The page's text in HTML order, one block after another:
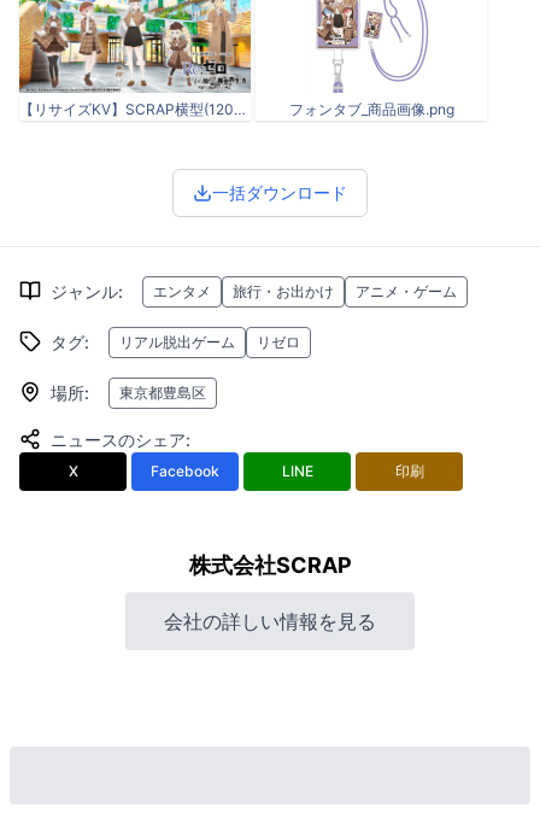
【リサイズKV】SCRAP横型(1200x628).png フォンタブ_商品画像.png
一括ダウンロード
ジャンル: エンタメ 旅行・お出かけ アニメ・ゲーム
タグ: リアル脱出ゲーム リゼロ
場所: 東京都豊島区
ニュースのシェア:
X Facebook LINE 印刷
株式会社SCRAP
会社の詳しい情報を見る